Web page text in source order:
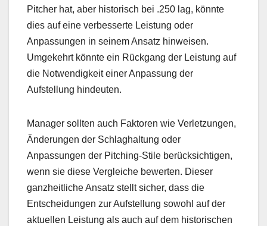
Pitcher hat, aber historisch bei .250 lag, könnte
dies auf eine verbesserte Leistung oder
Anpassungen in seinem Ansatz hinweisen.
Umgekehrt könnte ein Rückgang der Leistung auf
die Notwendigkeit einer Anpassung der
Aufstellung hindeuten.
Manager sollten auch Faktoren wie Verletzungen,
Änderungen der Schlaghaltung oder
Anpassungen der Pitching-Stile berücksichtigen,
wenn sie diese Vergleiche bewerten. Dieser
ganzheitliche Ansatz stellt sicher, dass die
Entscheidungen zur Aufstellung sowohl auf der
aktuellen Leistung als auch auf dem historischen